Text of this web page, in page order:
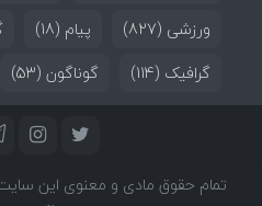
ورزشی (827) پیام (18)
گرافیک (114) گوناگون (53)
تمام حقوق مادی و معنوی این